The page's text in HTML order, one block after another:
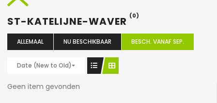
ST-KATELIJNE-WAVER (0)
ALLEMAAL NU BESCHIKBAAR BESCH. VANAF SEP.
Date (New to Old)
Geen item gevonden